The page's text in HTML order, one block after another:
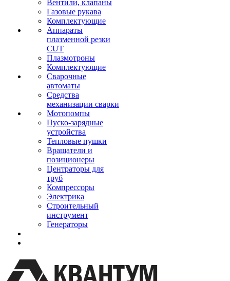
Вентили, клапаны
Газовые рукава
Комплектующие
Аппараты
плазменной резки
CUT
Плазмотроны
Комплектующие
Сварочные
автоматы
Средства
механизации сварки
Мотопомпы
Пуско-зарядные
устройства
Тепловые пушки
Вращатели и
позиционеры
Центраторы для
труб
Компрессоры
Электрика
Строительный
инструмент
Генераторы